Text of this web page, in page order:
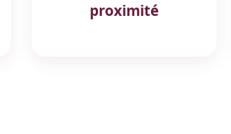
proximité